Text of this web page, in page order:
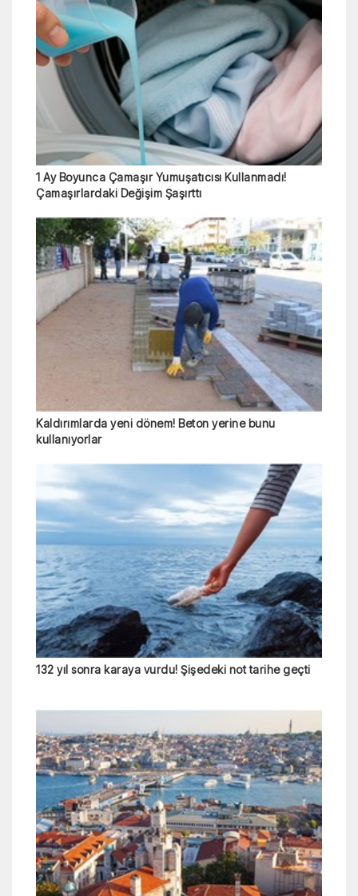
1 Ay Boyunca Çamaşır Yumuşatıcısı Kullanmadı!
Çamaşırlardaki Değişim Şaşırttı
Kaldırımlarda yeni dönem! Beton yerine bunu
kullanıyorlar
132 yıl sonra karaya vurdu! Şişedeki not tarihe geçti